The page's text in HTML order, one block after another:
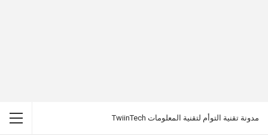
مدونة تقنية التوأم لتقنية المعلومات TwiinTech